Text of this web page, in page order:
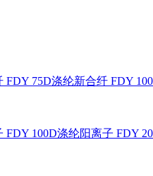
FDY 75D涤纶新合纤 FDY
FDY 100D涤纶阳离子 FDY